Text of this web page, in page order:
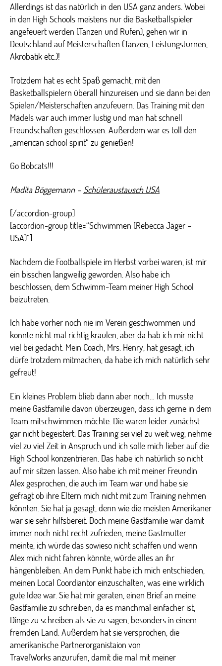
Allerdings ist das natürlich in den USA ganz anders. Wobei
in den High Schools meistens nur die Basketballspieler
angefeuert werden (Tanzen und Rufen), gehen wir in
Deutschland auf Meisterschaften (Tanzen, Leistungsturnen,
Akrobatik etc.)!
Trotzdem hat es echt Spaß gemacht, mit den
Basketballspielern überall hinzureisen und sie dann bei den
Spielen/Meisterschaften anzufeuern. Das Training mit den
Mädels war auch immer lustig und man hat schnell
Freundschaften geschlossen. Außerdem war es toll den
„american school spirit“ zu genießen!
Go Bobcats!!!
Madita Böggemann – Schüleraustausch USA
[/accordion-group]
[accordion-group title=“Schwimmen (Rebecca Jäger –
USA)“]
Nachdem die Footballspiele im Herbst vorbei waren, ist mir
ein bisschen langweilig geworden. Also habe ich
beschlossen, dem Schwimm-Team meiner High School
beizutreten.
Ich habe vorher noch nie im Verein geschwommen und
konnte nicht mal richtig kraulen, aber da hab ich mir nicht
viel bei gedacht. Mein Coach, Mrs. Henry, hat gesagt, ich
dürfe trotzdem mitmachen, da habe ich mich natürlich sehr
gefreut!
Ein kleines Problem blieb dann aber noch… Ich musste
meine Gastfamilie davon überzeugen, dass ich gerne in dem
Team mitschwimmen möchte. Die waren leider zunächst
gar nicht begeistert. Das Training sei viel zu weit weg, nehme
viel zu viel Zeit in Anspruch und ich solle mich lieber auf die
High School konzentrieren. Das habe ich natürlich so nicht
auf mir sitzen lassen. Also habe ich mit meiner Freundin
Alex gesprochen, die auch im Team war und habe sie
gefragt ob ihre Eltern mich nicht mit zum Training nehmen
könnten. Sie hat ja gesagt, denn wie die meisten Amerikaner
war sie sehr hilfsbereit. Doch meine Gastfamilie war damit
immer noch nicht recht zufrieden, meine Gastmutter
meinte, ich würde das sowieso nicht schaffen und wenn
Alex mich nicht fahren könnte, würde alles an ihr
hängenbleiben. An dem Punkt habe ich mich entschieden,
meinen Local Coordiantor einzuschalten, was eine wirklich
gute Idee war. Sie hat mir geraten, einen Brief an meine
Gastfamilie zu schreiben, da es manchmal einfacher ist,
Dinge zu schreiben als sie zu sagen, besonders in einem
fremden Land. Außerdem hat sie versprochen, die
amerikanische Partnerorganistaion von
TravelWorks anzurufen, damit die mal mit meiner